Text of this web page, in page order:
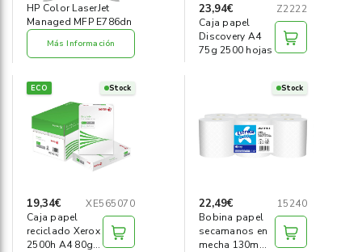
HP Color LaserJet
Managed MFP E786dn
Más Información
23,94€
Z2222
Caja papel
Discovery A4
75g 2500 hojas
ECO Stock
19,34€
XE565070
Caja papel
reciclado Xerox
2500h A4 80g
Stock
22,49€
15240
Bobina papel
secamanos en
mecha 130m